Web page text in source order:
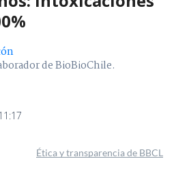
de BioBioChile.
Ética y transparencia de BBCL